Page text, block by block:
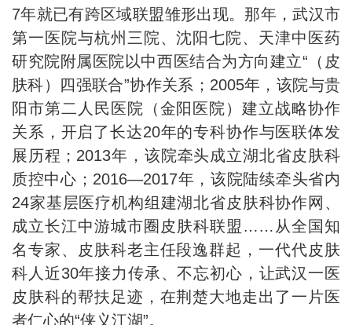
7年就已有跨区域联盟雏形出现。那年，武汉市
第一医院与杭州三院、沈阳七院、天津中医药
研究院附属医院以中西医结合为方向建立“（皮
肤科）四强联合”协作关系；2005年，该院与贵
阳市第二人民医院（金阳医院）建立战略协作
关系，开启了长达20年的专科协作与医联体发
展历程；2013年，该院牵头成立湖北省皮肤科
质控中心；2016—2017年，该院陆续牵头省内
24家基层医疗机构组建湖北省皮肤科协作网、
成立长江中游城市圈皮肤科联盟……从全国知
名专家、皮肤科老主任段逸群起，一代代皮肤
科人近30年接力传承、不忘初心，让武汉一医
皮肤科的帮扶足迹，在荆楚大地走出了一片医
者仁心的“侠义江湖”。